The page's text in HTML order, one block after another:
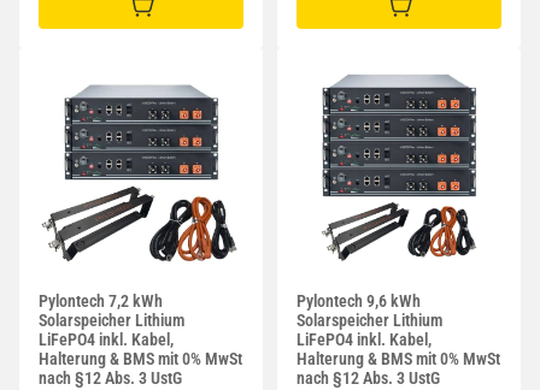
IN DEN WARENKORB IN DEN WARENKORB
Pylontech 7,2 kWh
Solarspeicher Lithium
LiFePO4 inkl. Kabel,
Halterung & BMS mit 0% MwSt
nach §12 Abs. 3 UstG
Pylontech 9,6 kWh
Solarspeicher Lithium
LiFePO4 inkl. Kabel,
Halterung & BMS mit 0% MwSt
nach §12 Abs. 3 UstG